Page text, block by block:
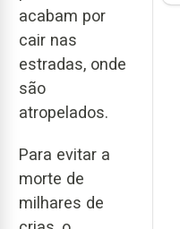
acabam por
cair nas
estradas, onde
são
atropelados.
Para evitar a
morte de
milhares de